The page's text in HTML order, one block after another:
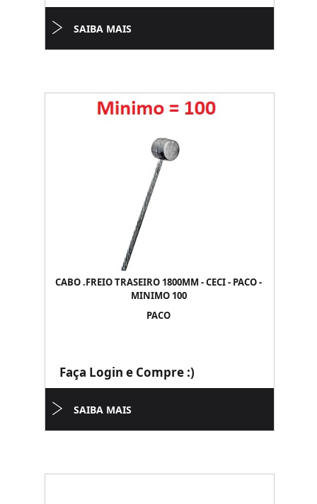
SAIBA MAIS
CABO .FREIO TRASEIRO 1800MM - CECI - PACO -
MINIMO 100
PACO
Faça Login e Compre :)
SAIBA MAIS